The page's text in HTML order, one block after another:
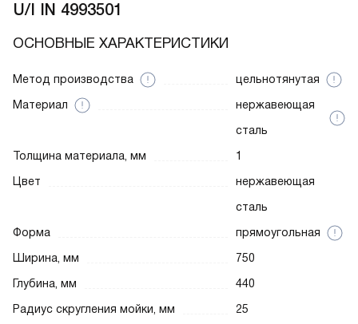
U/I IN 4993501
ОСНОВНЫЕ ХАРАКТЕРИСТИКИ
Метод производства
цельнотянутая
Материал
нержавеющая
сталь
Толщина материала, мм
1
Цвет
нержавеющая
сталь
Форма
прямоугольная
Ширина, мм
750
Глубина, мм
440
Радиус скругления мойки, мм
25